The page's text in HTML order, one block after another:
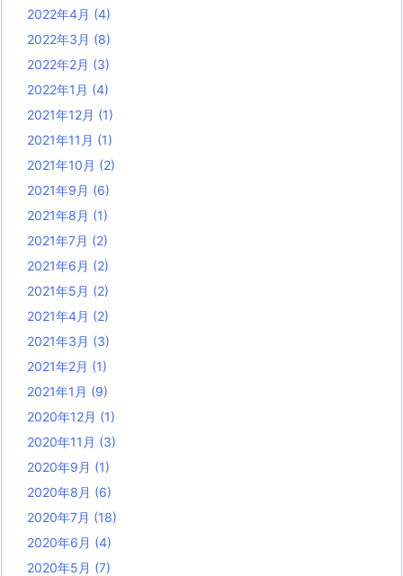
2022年4月 (4)
2022年3月 (8)
2022年2月 (3)
2022年1月 (4)
2021年12月 (1)
2021年11月 (1)
2021年10月 (2)
2021年9月 (6)
2021年8月 (1)
2021年7月 (2)
2021年6月 (2)
2021年5月 (2)
2021年4月 (2)
2021年3月 (3)
2021年2月 (1)
2021年1月 (9)
2020年12月 (1)
2020年11月 (3)
2020年9月 (1)
2020年8月 (6)
2020年7月 (18)
2020年6月 (4)
2020年5月 (7)